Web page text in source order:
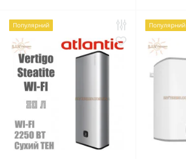
Популярний Популярний